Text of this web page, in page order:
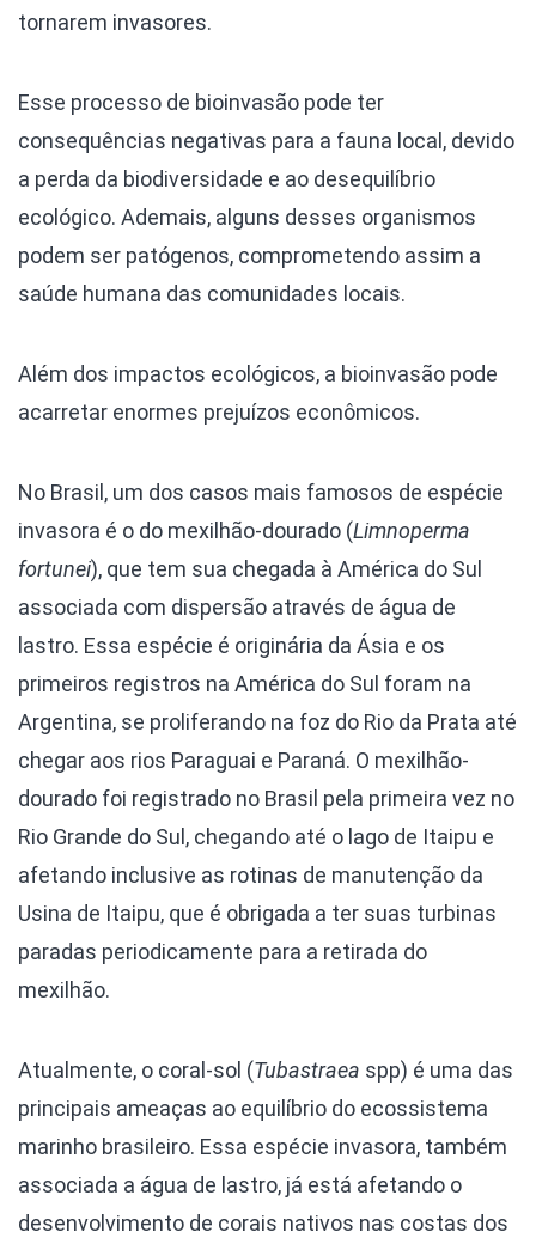
tornarem invasores.
Esse processo de bioinvasão pode ter
consequências negativas para a fauna local, devido
a perda da biodiversidade e ao desequilíbrio
ecológico. Ademais, alguns desses organismos
podem ser patógenos, comprometendo assim a
saúde humana das comunidades locais.
Além dos impactos ecológicos, a bioinvasão pode
acarretar enormes prejuízos econômicos.
No Brasil, um dos casos mais famosos de espécie
invasora é o do mexilhão-dourado (Limnoperma
fortunei), que tem sua chegada à América do Sul
associada com dispersão através de água de
lastro. Essa espécie é originária da Ásia e os
primeiros registros na América do Sul foram na
Argentina, se proliferando na foz do Rio da Prata até
chegar aos rios Paraguai e Paraná. O mexilhão-
dourado foi registrado no Brasil pela primeira vez no
Rio Grande do Sul, chegando até o lago de Itaipu e
afetando inclusive as rotinas de manutenção da
Usina de Itaipu, que é obrigada a ter suas turbinas
paradas periodicamente para a retirada do
mexilhão.
Atualmente, o coral-sol (Tubastraea spp) é uma das
principais ameaças ao equilíbrio do ecossistema
marinho brasileiro. Essa espécie invasora, também
associada a água de lastro, já está afetando o
desenvolvimento de corais nativos nas costas dos